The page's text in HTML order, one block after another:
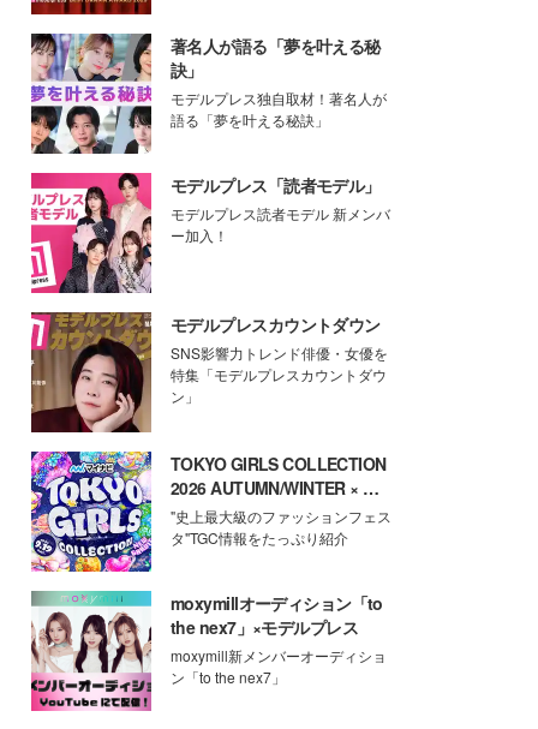
著名人が語る「夢を叶える秘
訣」
モデルプレス独自取材！著名人が
語る「夢を叶える秘訣」
モデルプレス「読者モデル」
モデルプレス読者モデル 新メンバ
ー加入！
モデルプレスカウントダウン
SNS影響力トレンド俳優・女優を
特集「モデルプレスカウントダウ
ン」
TOKYO GIRLS COLLECTION
2026 AUTUMN/WINTER × モ
デルプレス
"史上最大級のファッションフェス
タ"TGC情報をたっぷり紹介
moxymillオーディション「to
the nex7」×モデルプレス
moxymill新メンバーオーディショ
ン「to the nex7」